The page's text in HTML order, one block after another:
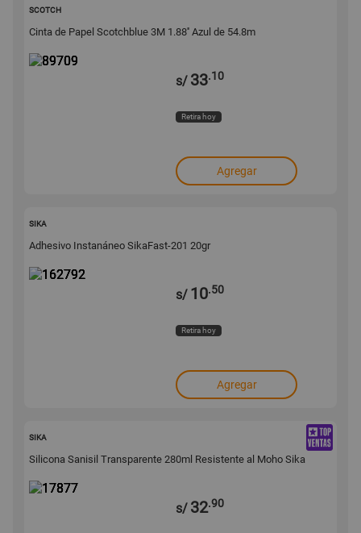
SCOTCH
Cinta de Papel Scotchblue 3M 1.88'' Azul de 54.8m
s/ 33.10
Retira hoy
Agregar
SIKA
Adhesivo Instanáneo SikaFast-201 20gr
s/ 10.50
Retira hoy
Agregar
SIKA
Silicona Sanisil Transparente 280ml Resistente al Moho Sika
s/ 32.90